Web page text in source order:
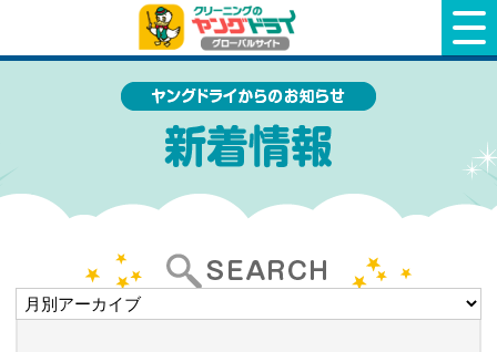
クリーニングのヤングドライ